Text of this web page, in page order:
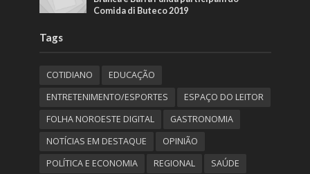
Comida di Buteco 2019
Tags
COTIDIANO
EDUCAÇÃO
ENTRETENIMENTO/ESPORTES
ESPAÇO DO LEITOR
FOLHA NOROESTE DIGITAL
GASTRONOMIA
NOTÍCIAS EM DESTAQUE
OPINIÃO
POLÍTICA E ECONOMIA
REGIONAL SAÚDE